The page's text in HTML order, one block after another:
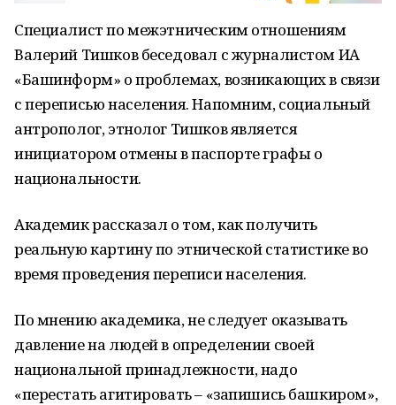
Специалист по межэтническим отношениям
Валерий Тишков беседовал с журналистом ИА
«Башинформ» о проблемах, возникающих в связи
с переписью населения. Напомним, социальный
антрополог, этнолог Тишков является
инициатором отмены в паспорте графы о
национальности.
Академик рассказал о том, как получить
реальную картину по этнической статистике во
время проведения переписи населения.
По мнению академика, не следует оказывать
давление на людей в определении своей
национальной принадлежности, надо
«перестать агитировать – «запишись башкиром»,